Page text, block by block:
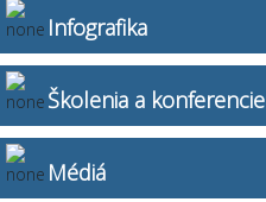
Infografika
Školenia a konferencie
Médiá